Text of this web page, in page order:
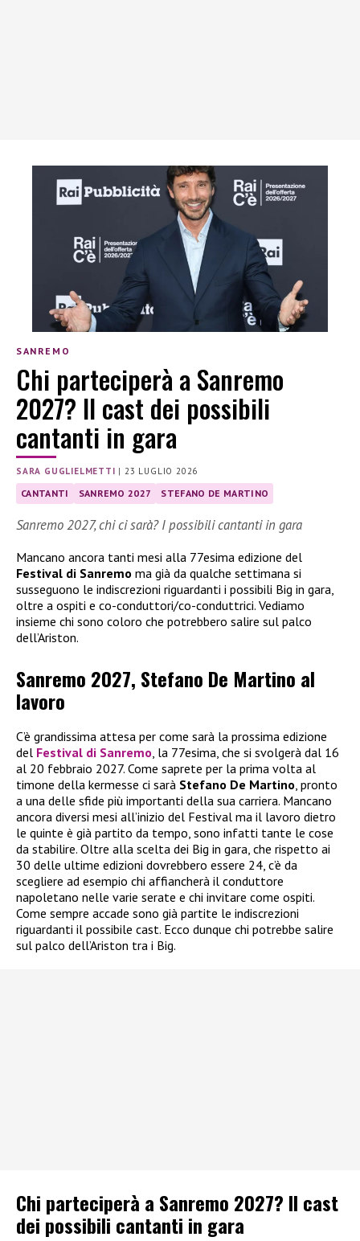
SANREMO
Chi parteciperà a Sanremo
2027? Il cast dei possibili
cantanti in gara
SARA GUGLIELMETTI | 23 LUGLIO 2026
CANTANTI SANREMO 2027 STEFANO DE MARTINO
Sanremo 2027, chi ci sarà? I possibili cantanti in gara
Mancano ancora tanti mesi alla 77esima edizione del
Festival di Sanremo ma già da qualche settimana si
susseguono le indiscrezioni riguardanti i possibili Big in gara,
oltre a ospiti e co-conduttori/co-conduttrici. Vediamo
insieme chi sono coloro che potrebbero salire sul palco
dell’Ariston.
Sanremo 2027, Stefano De Martino al
lavoro
C’è grandissima attesa per come sarà la prossima edizione
del Festival di Sanremo , la 77esima, che si svolgerà dal 16
al 20 febbraio 2027. Come saprete per la prima volta al
timone della kermesse ci sarà Stefano De Martino , pronto
a una delle sfide più importanti della sua carriera. Mancano
ancora diversi mesi all’inizio del Festival ma il lavoro dietro
le quinte è già partito da tempo, sono infatti tante le cose
da stabilire. Oltre alla scelta dei Big in gara, che rispetto ai
30 delle ultime edizioni dovrebbero essere 24, c’è da
scegliere ad esempio chi affiancherà il conduttore
napoletano nelle varie serate e chi invitare come ospiti.
Come sempre accade sono già partite le indiscrezioni
riguardanti il possibile cast. Ecco dunque chi potrebbe salire
sul palco dell’Ariston tra i Big.
Chi parteciperà a Sanremo 2027? Il cast
dei possibili cantanti in gara